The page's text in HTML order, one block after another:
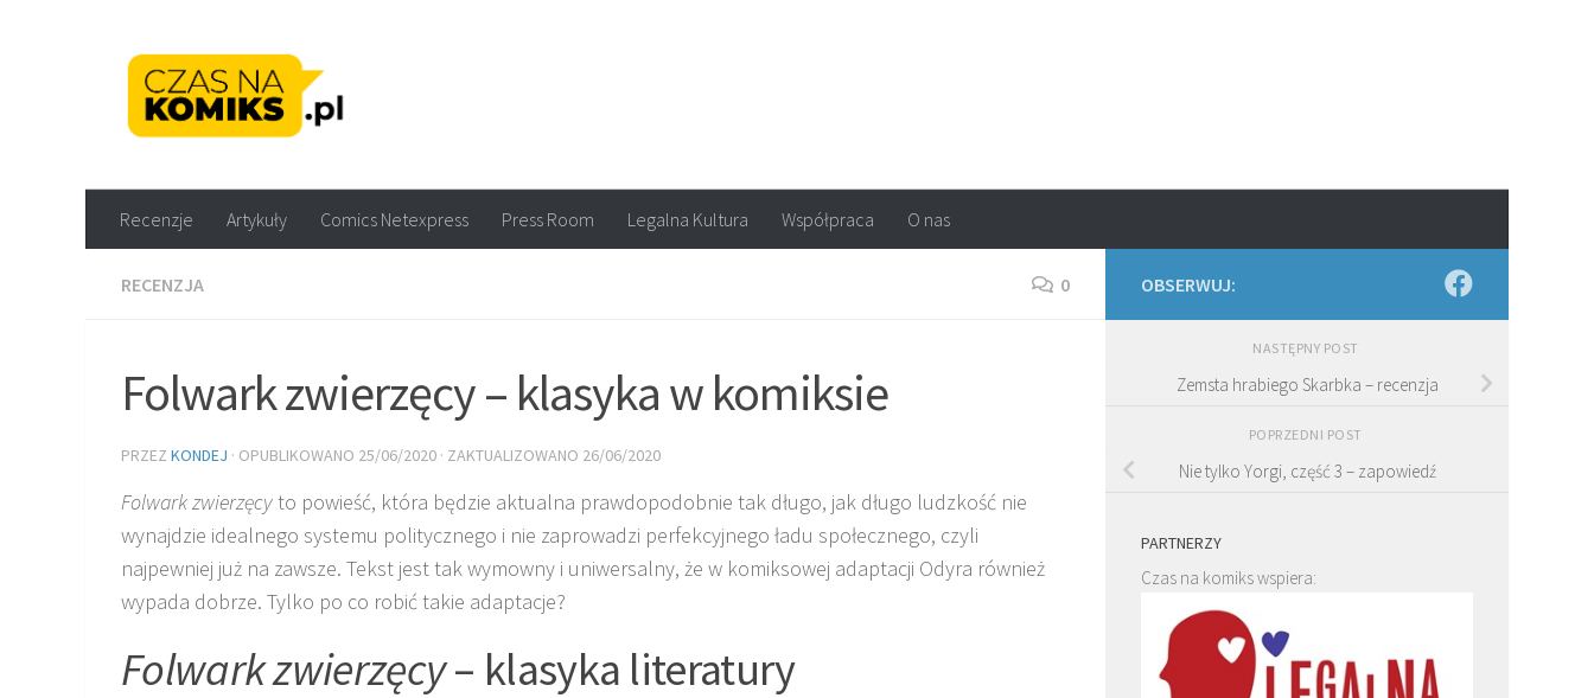
Recenzje Artykuły Comics Netexpress Press Room Legalna Kultura Współpraca O nas
RECENZJA 0
Folwark zwierzęcy – klasyka w komiksie
PRZEZ KONDEJ · OPUBLIKOWANO 25/06/2020 · ZAKTUALIZOWANO 26/06/2020
Folwark zwierzęcyto powieść, która będzie aktualna prawdopodobnie tak długo, jak długo ludzkość nie
wynajdzie idealnego systemu politycznego i nie zaprowadzi perfekcyjnego ładu społecznego, czyli
najpewniej już na zawsze. Tekst jest tak wymowny i uniwersalny, że w komiksowej adaptacji Odyra również
wypada dobrze. Tylko po co robić takie adaptacje?
Folwark zwierzęcy– klasyka literatury
OBSERWUJ:
NASTĘPNY POST
Zemsta hrabiego Skarbka – recenzja
POPRZEDNI POST
Nie tylko Yorgi, część 3 – zapowiedź
PARTNERZY
Czas na komiks wspiera: